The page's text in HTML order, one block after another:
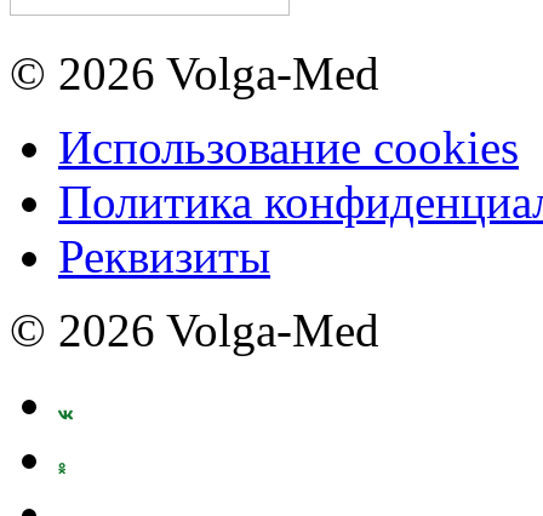
© 2026 Volga-Med
Использование cookies
Политика
Реквизиты
© 2026 Volga-Med